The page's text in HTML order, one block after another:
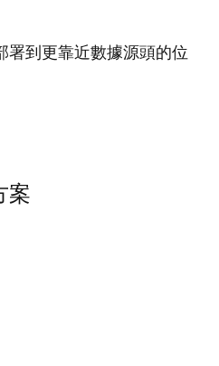
署到更靠近數據源頭的位
案